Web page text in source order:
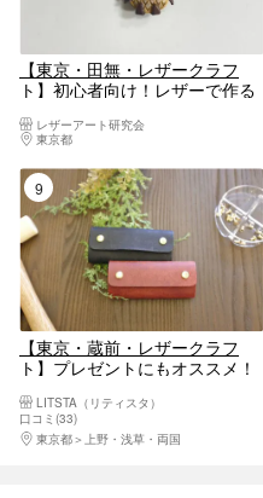
【東京・田無・レザークラフ
ト】初心者向け！レザーで作る
レザーアート研究会
東京都
9位
【東京・蔵前・レザークラフ
ト】プレゼントにもオススメ！
(日)をもって終了
LITSTA（リティスタ）
口コミ(33)
東京都
上野・浅草・両国